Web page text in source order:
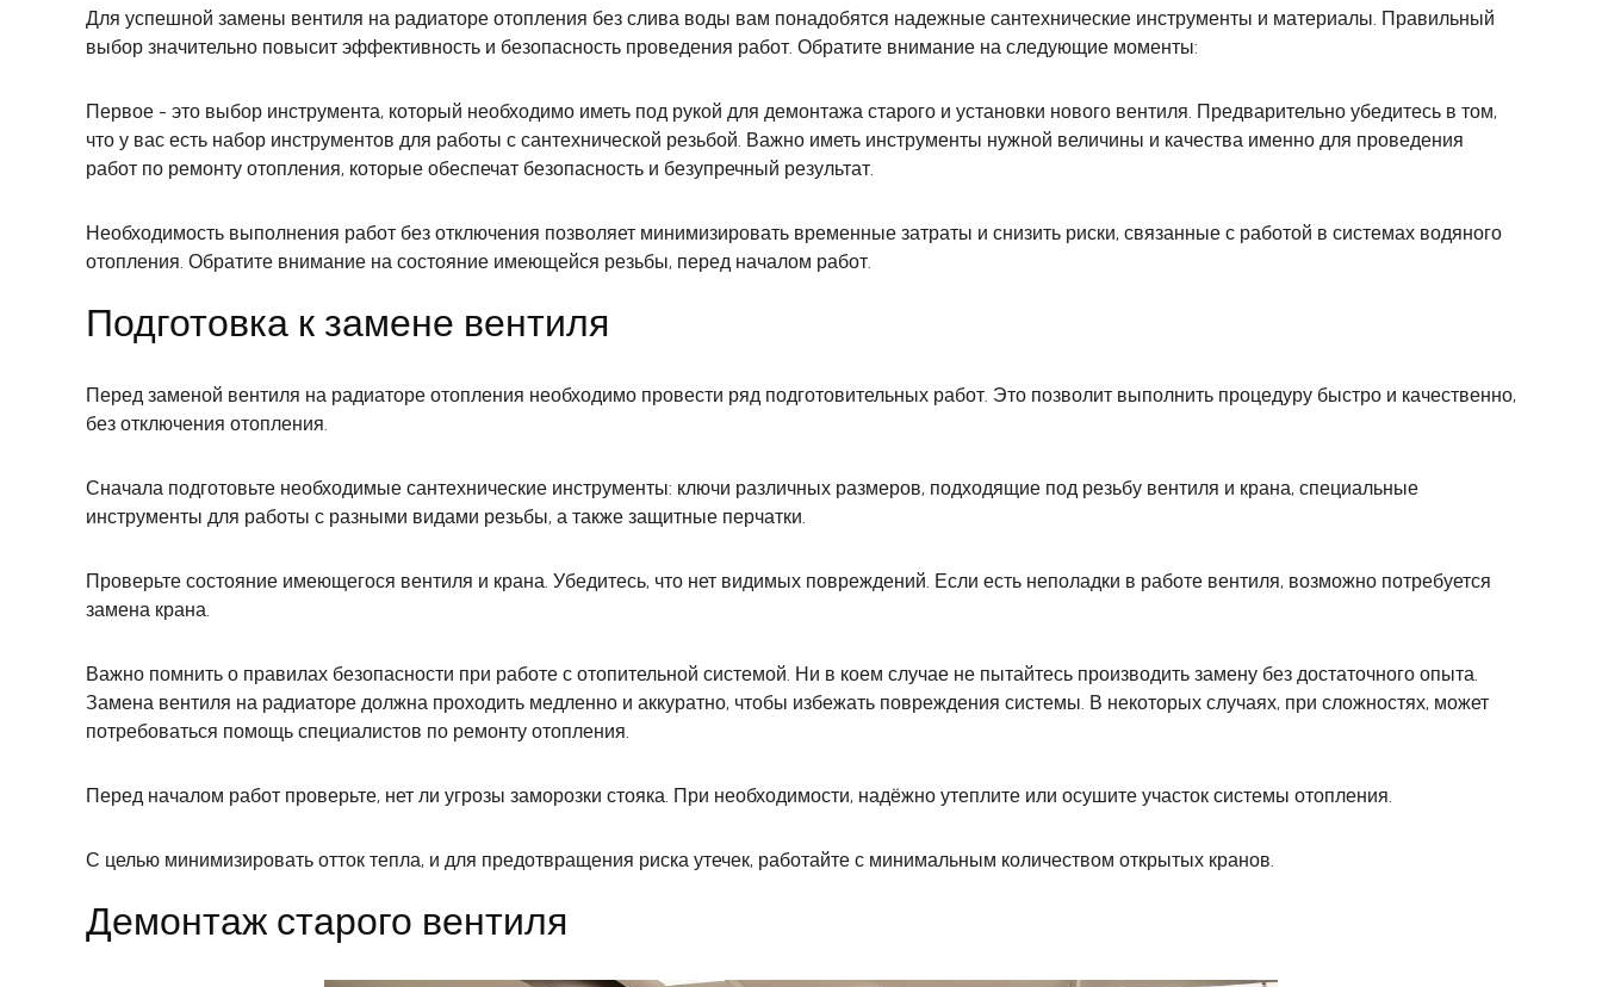
Для успешной замены вентиля на радиаторе отопления без слива воды вам понадобятся надежные сантехнические инструменты и материалы. Правильный
выбор значительно повысит эффективность и безопасность проведения работ. Обратите внимание на следующие моменты:
Первое - это выбор инструмента, который необходимо иметь под рукой для демонтажа старого и установки нового вентиля. Предварительно убедитесь в том,
что у вас есть набор инструментов для работы с сантехнической резьбой. Важно иметь инструменты нужной величины и качества именно для проведения
работ по ремонту отопления, которые обеспечат безопасность и безупречный результат.
Необходимость выполнения работ без отключения позволяет минимизировать временные затраты и снизить риски, связанные с работой в системах водяного
отопления. Обратите внимание на состояние имеющейся резьбы, перед началом работ.
Подготовка к замене вентиля
Перед заменой вентиля на радиаторе отопления необходимо провести ряд подготовительных работ. Это позволит выполнить процедуру быстро и качественно,
без отключения отопления.
Сначала подготовьте необходимые сантехнические инструменты: ключи различных размеров, подходящие под резьбу вентиля и крана, специальные
инструменты для работы с разными видами резьбы, а также защитные перчатки.
Проверьте состояние имеющегося вентиля и крана. Убедитесь, что нет видимых повреждений. Если есть неполадки в работе вентиля, возможно потребуется
замена крана.
Важно помнить о правилах безопасности при работе с отопительной системой. Ни в коем случае не пытайтесь производить замену без достаточного опыта.
Замена вентиля на радиаторе должна проходить медленно и аккуратно, чтобы избежать повреждения системы. В некоторых случаях, при сложностях, может
потребоваться помощь специалистов по ремонту отопления.
Перед началом работ проверьте, нет ли угрозы заморозки стояка. При необходимости, надёжно утеплите или осушите участок системы отопления.
С целью минимизировать отток тепла, и для предотвращения риска утечек, работайте с минимальным количеством открытых кранов.
Демонтаж старого вентиля